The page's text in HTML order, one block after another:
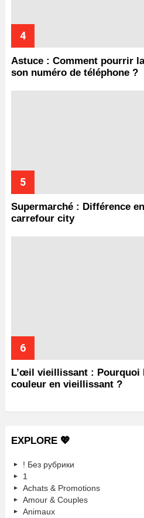
Astuce : Comment pourrir
son numéro de téléphone ?
Supermarché : Différence
carrefour city
L’œil vieillissant : Pourquoi
couleur en vieillissant ?
EXPLORE 💖
! Без рубрики
1
Achats & Promotions
Amour & Couples
Animaux